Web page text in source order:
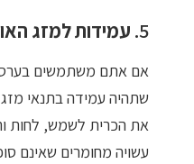
5. עמידות למזג
אם אתם משתמשים
שתהיה עמידה בתנאי מזג
את הכרית לשמש, לחות
עשויה מחומרים שאינם